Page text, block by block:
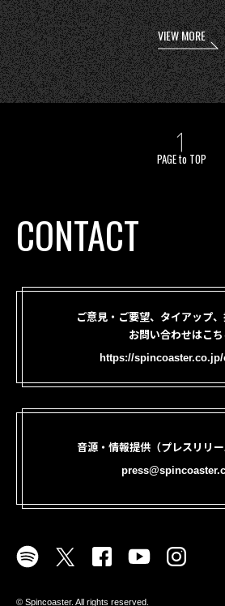
VIEW MORE
PAGE to TOP
CONTACT
ご意見・ご要望、タイアップ
お問い合わせはこち
https://
音源・情報提供（プレスリリ
©︎ Spincoaster. All rights reserved.